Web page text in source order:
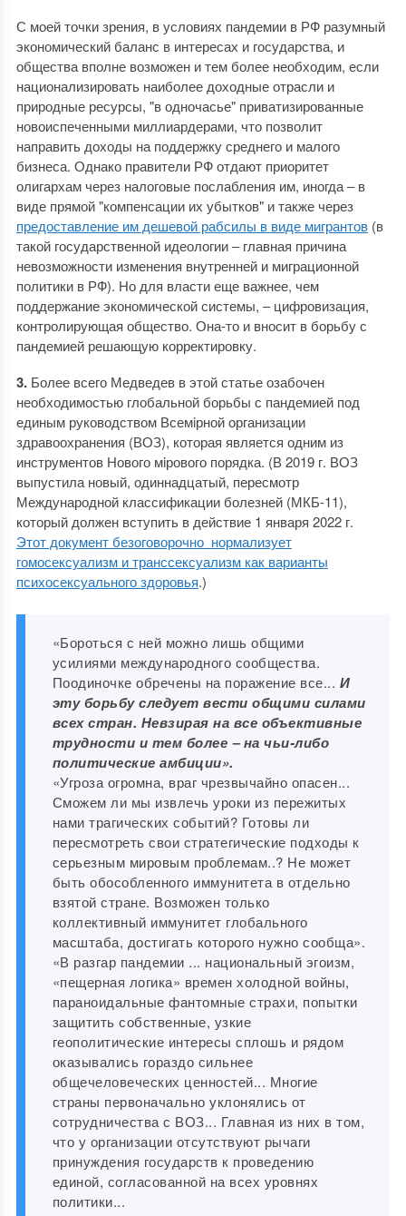
С моей точки зрения, в условиях пандемии в РФ разумный
экономический баланс в интересах и государства, и
общества вполне возможен и тем более необходим, если
национализировать наиболее доходные отрасли и
природные ресурсы, "в одночасье" приватизированные
новоиспеченными миллиардерами, что позволит
направить доходы на поддержку среднего и малого
бизнеса. Однако правители РФ отдают приоритет
олигархам через налоговые послабления им, иногда ‒ в
виде прямой "компенсации их убытков" и также через
предоставление им дешевой рабсилы в виде мигрантов(в
такой государственной идеологии ‒ главная причина
невозможности изменения внутренней и миграционной
политики в РФ). Но для власти еще важнее, чем
поддержание экономической системы, ‒ цифровизация,
контролирующая общество. Она-то и вносит в борьбу с
пандемией решающую корректировку.
3.Более всего Медведев в этой статье озабочен
необходимостью глобальной борьбы с пандемией под
единым руководством Всемiрной организации
здравоохранения (ВОЗ), которая является одним из
инструментов Нового мiрового порядка. (В 2019 г. ВОЗ
выпустила новый, одиннадцатый, пересмотр
Международной классификации болезней (МКБ-11),
который должен вступить в действие 1 января 2022 г.
Этот документ безоговорочно нормализует
гомосексуализм и транссексуализм как варианты
психосексуального здоровья.)
«Бороться с ней можно лишь общими
усилиями международного сообщества.
Поодиночке обречены на поражение все... И
эту борьбу следует вести общими силами
всех стран. Невзирая на все объективные
трудности и тем более ‒ на чьи-либо
политические амбиции».
«Угроза огромна, враг чрезвычайно опасен...
Сможем ли мы извлечь уроки из пережитых
нами трагических событий? Готовы ли
пересмотреть свои стратегические подходы к
серьезным мировым проблемам..? Не может
быть обособленного иммунитета в отдельно
взятой стране. Возможен только
коллективный иммунитет глобального
масштаба, достигать которого нужно сообща».
«В разгар пандемии ... национальный эгоизм,
«пещерная логика» времен холодной войны,
параноидальные фантомные страхи, попытки
защитить собственные, узкие
геополитические интересы сплошь и рядом
оказывались гораздо сильнее
общечеловеческих ценностей... Многие
страны первоначально уклонялись от
сотрудничества с ВОЗ... Главная из них в том,
что у организации отсутствуют рычаги
принуждения государств к проведению
единой, согласованной на всех уровнях
политики...